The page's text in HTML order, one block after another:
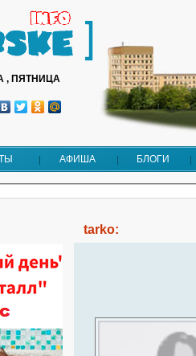
, ПЯТНИЦА
АФИША БЛОГИ
tarko: